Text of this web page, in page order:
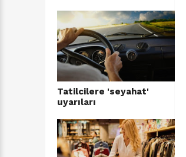
Tatilcilere 'seyahat'
uyarıları